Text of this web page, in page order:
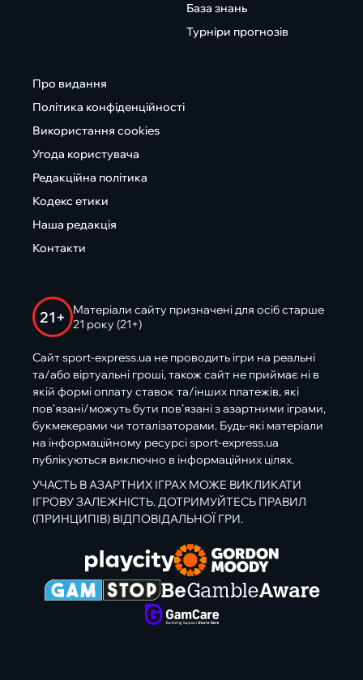
База знань
Турніри прогнозів
Про видання
Політика конфіденційності
Використання cookies
Угода користувача
Редакційна політика
Кодекс етики
Наша редакція
Контакти
21+
Матеріали сайту призначені для осіб старше
21 року (21+)
Сайт sport-express.ua не проводить ігри на реальні
та/або віртуальні гроші, також сайт не приймає ні в
якій формі оплату ставок та/інших платежів, які
пов’язані/можуть бути пов’язані з азартними іграми,
букмекерами чи тоталізаторами. Будь-які матеріали
на інформаційному ресурсі sport-express.ua
публікуються виключно в інформаційних цілях.
УЧАСТЬ В АЗАРТНИХ ІГРАХ МОЖЕ ВИКЛИКАТИ
ІГРОВУ ЗАЛЕЖНІСТЬ. ДОТРИМУЙТЕСЬ ПРАВИЛ
(ПРИНЦИПІВ) ВІДПОВІДАЛЬНОЇ ГРИ.